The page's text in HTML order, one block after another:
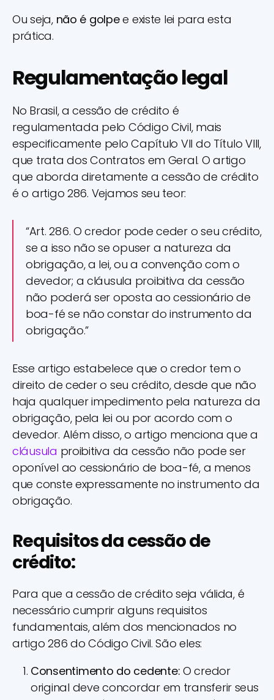
Ou seja, não é golpee existe lei para esta
prática.
Regulamentação legal
No Brasil, a cessão de crédito é
regulamentada pelo Código Civil, mais
especificamente pelo Capítulo VII do Título VIII,
que trata dos Contratos em Geral. O artigo
que aborda diretamente a cessão de crédito
é o artigo 286. Vejamos seu teor:
“Art. 286. O credor pode ceder o seu crédito,
se a isso não se opuser a natureza da
obrigação, a lei, ou a convenção com o
devedor; a cláusula proibitiva da cessão
não poderá ser oposta ao cessionário de
boa-fé se não constar do instrumento da
obrigação.”
Esse artigo estabelece que o credor tem o
direito de ceder o seu crédito, desde que não
haja qualquer impedimento pela natureza da
obrigação, pela lei ou por acordo com o
devedor. Além disso, o artigo menciona que a
cláusula proibitiva da cessão não pode ser
oponível ao cessionário de boa-fé, a menos
que conste expressamente no instrumento da
obrigação.
Requisitos da cessão de
crédito:
Para que a cessão de crédito seja válida, é
necessário cumprir alguns requisitos
fundamentais, além dos mencionados no
artigo 286 do Código Civil. São eles:
Consentimento do cedente: O credor
original deve concordar em transferir seus